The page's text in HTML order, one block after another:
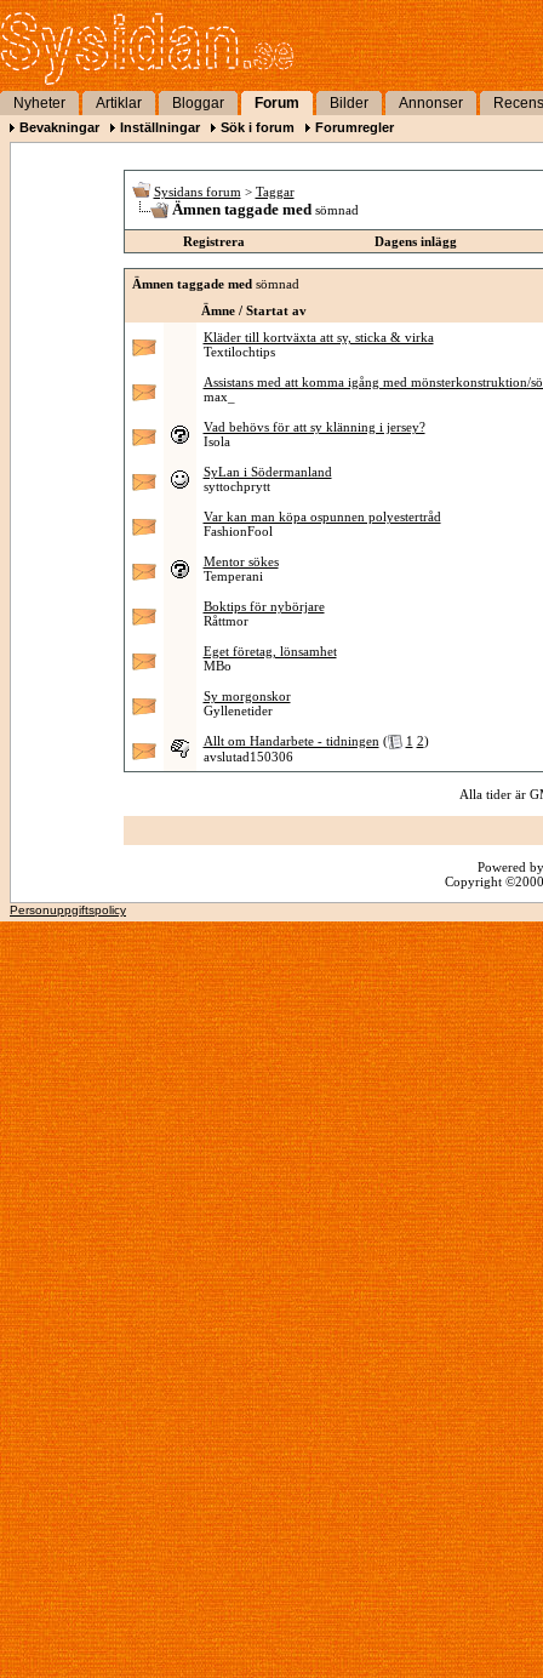
Nyheter Artiklar Bloggar Forum Bilder Annonser
Bevakningar Inställningar Sök i forum Forumregler
Sysidans forum > Taggar
Ämnen taggade med sömnad
Registrera Dagens inlägg
Ämnen taggade med sömnad
Ämne / Startat av
Kläder till kortväxta att sy, sticka & virka
Textilochtips
Assistans med att komma igång med mönsterkonstruktion/
max_
Vad behövs för att sy klänning i jersey?
Isola
SyLan i Södermanland
syttochprytt
Var kan man köpa ospunnen polyestertråd
FashionFool
Mentor sökes
Temperani
Boktips för nybörjare
Råttmor
Eget företag, lönsamhet
MBo
Sy morgonskor
Gyllenetider
Allt om Handarbete - tidningen ( 1 2)
avslutad150306
Alla tider är
Powered
Copyright
Personuppgiftspolicy